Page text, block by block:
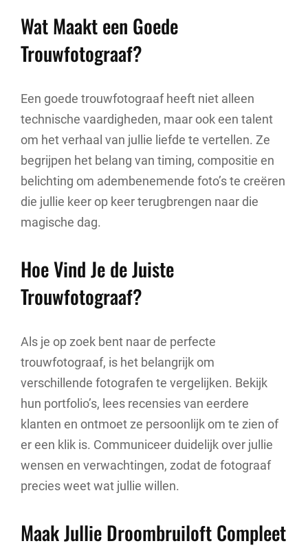
Wat Maakt een Goede
Trouwfotograaf?
Een goede trouwfotograaf heeft niet alleen
technische vaardigheden, maar ook een talent
om het verhaal van jullie liefde te vertellen. Ze
begrijpen het belang van timing, compositie en
belichting om adembenemende foto’s te creëren
die jullie keer op keer terugbrengen naar die
magische dag.
Hoe Vind Je de Juiste
Trouwfotograaf?
Als je op zoek bent naar de perfecte
trouwfotograaf, is het belangrijk om
verschillende fotografen te vergelijken. Bekijk
hun portfolio’s, lees recensies van eerdere
klanten en ontmoet ze persoonlijk om te zien of
er een klik is. Communiceer duidelijk over jullie
wensen en verwachtingen, zodat de fotograaf
precies weet wat jullie willen.
Maak Jullie Droombruiloft Compleet